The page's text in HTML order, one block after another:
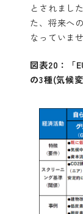
とされまし
た、将来へ
なっていませ
図表20：「
の3種(気候